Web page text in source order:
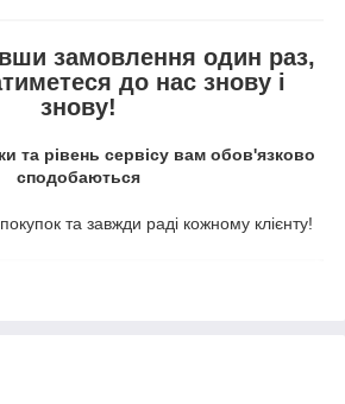
замовлення один раз,
до нас знову і
знову!
та рівень сервісу вам обов'язково
сподобаються
та завжди раді кожному клієнту!